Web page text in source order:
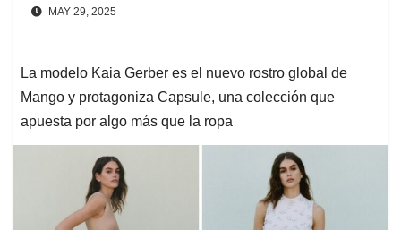
MAY 29, 2025
La modelo Kaia Gerber es el nuevo rostro global de
Mango y protagoniza Capsule, una colección que
apuesta por algo más que la ropa